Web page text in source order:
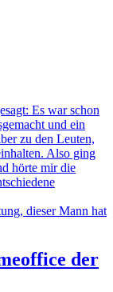
Es war schon
und ein
zu den Leuten,
Also ging
hörte mir die
der